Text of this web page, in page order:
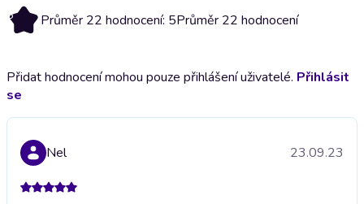
5 Průměr 22 hodnocení: 5Průměr 22 hodnocení
Přidat hodnocení mohou pouze přihlášení uživatelé. Přihlásit
se
Nel 23.09.23